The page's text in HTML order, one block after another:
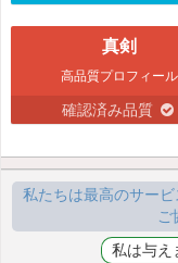
真剣
高品質プロフィール
確認済み品質
私たちは最高のサービ
ご